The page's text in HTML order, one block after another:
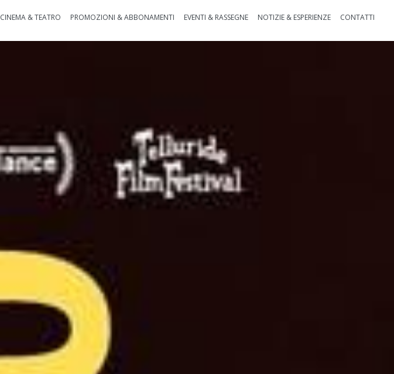
CINEMA & TEATRO PROMOZIONI & ABBONAMENTI EVENTI & RASSEGNE NOTIZIE & ESPERIENZE CONTATTI